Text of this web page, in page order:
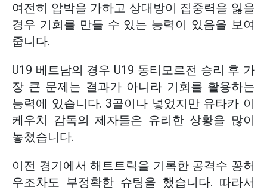
여전히 압박을 가하고 상대방이 집중력을 잃을
경우 기회를 만들 수 있는 능력이 있음을 보여
줍니다.
U19 베트남의 경우 U19 동티모르전 승리 후 가
장 큰 문제는 결과가 아니라 기회를 활용하는
능력에 있습니다. 3골이나 넣었지만 유타카 이
케우치 감독의 제자들은 유리한 상황을 많이
놓쳤습니다.
이전 경기에서 해트트릭을 기록한 공격수 꽁허
우조차도 부정확한 슈팅을 했습니다. 따라서